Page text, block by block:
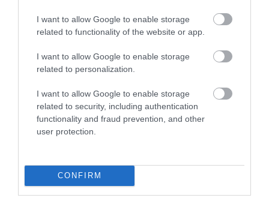
I want to allow Google to enable storage
related to functionality of the website or app.
I want to allow Google to enable storage
related to personalization.
I want to allow Google to enable storage
related to security, including authentication
functionality and fraud prevention, and other
user protection.
CONFIRM
KÖZÖSSÉGÜNK TÉGED IS VÁR!
NÉZZ KÖRBE TÉMÁK SZERINT!
BOOKING BUDAPEST
FEJLESZTÉS FÜRDŐ GYÓGYFÜRDŐ HORVÁTORSZÁG HOTEL